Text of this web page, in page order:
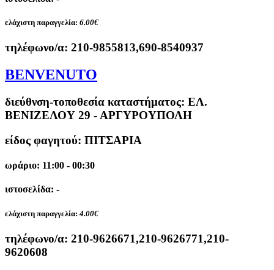
ελάχιστη παραγγελία: 6.00€
τηλέφωνο/α: 210-9855813,690-8540937
BENVENUTO
διεύθνση-τοποθεσία καταστήματος: ΕΛ.
ΒΕΝΙΖΕΛΟΥ 29 - ΑΡΓΥΡΟΥΠΟΛΗ
είδος φαγητού: ΠΙΤΣΑΡΙΑ
ωράριο: 11:00 - 00:30
ιστοσελίδα: -
ελάχιστη παραγγελία: 4.00€
τηλέφωνο/α: 210-9626671,210-9626771,210-
9620608